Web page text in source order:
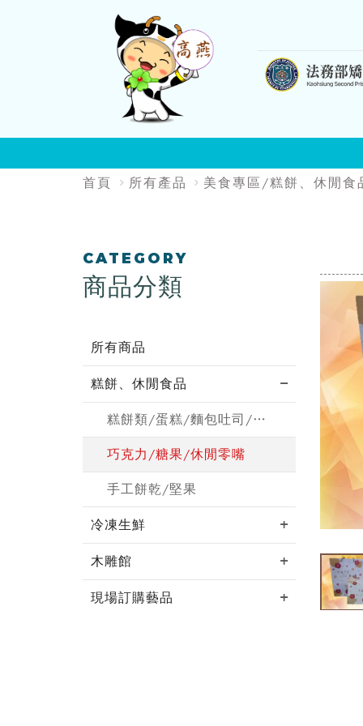
:::
首頁 所有產品 美食專區/糕餅、休閒
:::
CATEGORY
商品分類
所有商品
糕餅、休閒食品
糕餅類/蛋糕/麵包吐司/月餅
巧克力/糖果/休閒零嘴
手工餅乾/堅果
冷凍生鮮
木雕館
現場訂購藝品